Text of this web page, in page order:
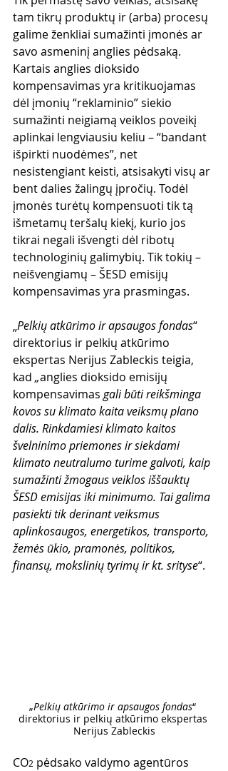
tam tikrų produktų ir (arba) procesų
galime ženkliai sumažinti įmonės ar
savo asmeninį anglies pėdsaką.
Kartais anglies dioksido
kompensavimas yra kritikuojamas
dėl įmonių “reklaminio” siekio
sumažinti neigiamą veiklos poveikį
aplinkai lengviausiu keliu – “bandant
išpirkti nuodėmes”, net
nesistengiant keisti, atsisakyti visų ar
bent dalies žalingų įpročių. Todėl
įmonės turėtų kompensuoti tik tą
išmetamų teršalų kiekį, kurio jos
tikrai negali išvengti dėl ribotų
technologinių galimybių. Tik tokių –
neišvengiamų – ŠESD emisijų
kompensavimas yra prasmingas.
„Pelkių atkūrimo ir apsaugos fondas“
direktorius ir pelkių atkūrimo
ekspertas Nerijus Zableckis teigia,
kad „anglies dioksido emisijų
kompensavimas gali būti reikšminga
kovos su klimato kaita veiksmų plano
dalis. Rinkdamiesi klimato kaitos
švelninimo priemones ir siekdami
klimato neutralumo turime galvoti, kaip
sumažinti žmogaus veiklos iššauktų
ŠESD emisijas iki minimumo. Tai galima
pasiekti tik derinant veiksmus
aplinkosaugos, energetikos, transporto,
žemės ūkio, pramonės, politikos,
finansų, mokslinių tyrimų ir kt. srityse“.
„Pelkių atkūrimo ir apsaugos fondas“
direktorius ir pelkių atkūrimo ekspertas
Nerijus Zableckis
CO2 pėdsako valdymo agentūros